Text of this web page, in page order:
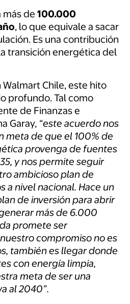
más de 100.000
, lo que equivale a sacar
Es una contribución
transición energética del
Chile, este hito
profundo. Tal como
de Finanzas e
Garay, “este acuerdo nos
meta de que el 100% de
provenga de fuentes
y nos permite seguir
ambicioso plan de
a nivel nacional. Hace un
de inversión para abrir
más de 6.000
promete ser
compromiso no es
también es llegar donde
con energía limpia,
meta de ser una
al 2040”.